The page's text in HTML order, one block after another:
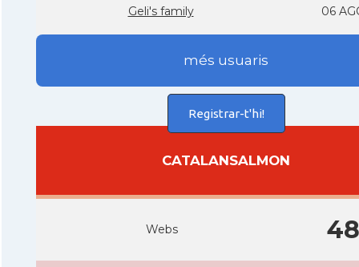
Geli's family 06
més usuaris
Registrar-t'hi!
CATALANSALMON
Webs